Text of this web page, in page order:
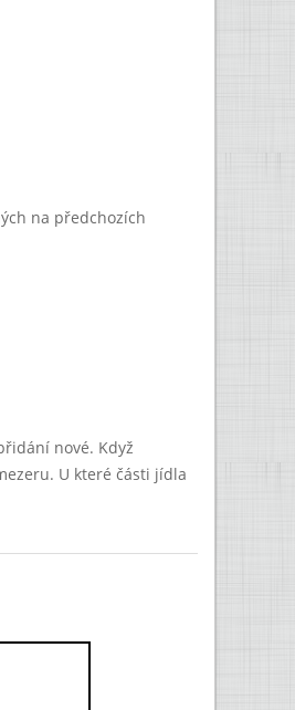
na předchozích
nové. Když
U které části jídla